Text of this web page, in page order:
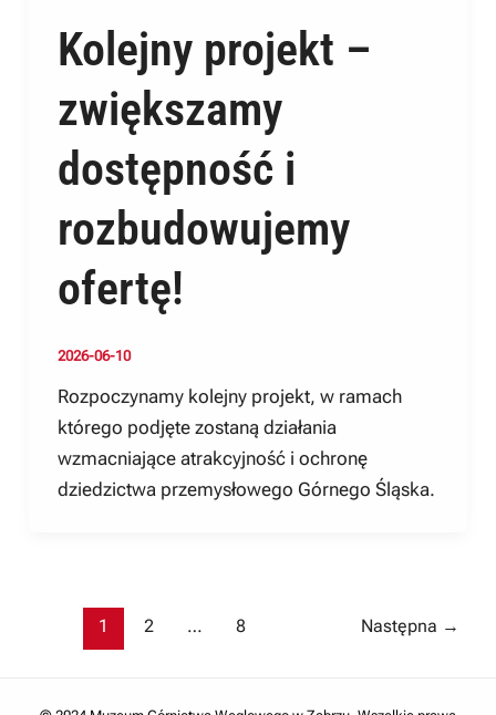
Kolejny projekt –
zwiększamy
dostępność i
rozbudowujemy
ofertę!
2026-06-10
Rozpoczynamy kolejny projekt, w ramach
którego podjęte zostaną działania
wzmacniające atrakcyjność i ochronę
dziedzictwa przemysłowego Górnego Śląska.
pagination
1 2 … 8 Następna →